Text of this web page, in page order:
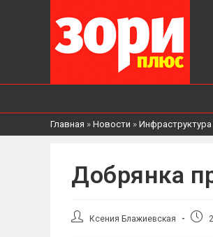
Главная » Новости » Инфраструктура
Добрянка
АвторКсения Блажиевская